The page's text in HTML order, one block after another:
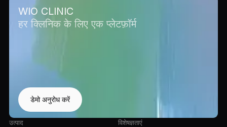
WIO CLINIC
हर क्लिनिक के लिए एक प्लेटफ़ॉर्म
डेमो अनुरोध करें
उत्पाद
विशेषज्ञताएं